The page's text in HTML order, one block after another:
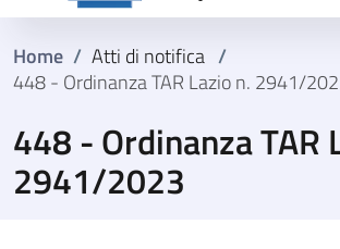
Home / Atti di notifica /
448 - Ordinanza TAR Lazio n. 2941/
448 - Ordinanza TAR
2941/2023